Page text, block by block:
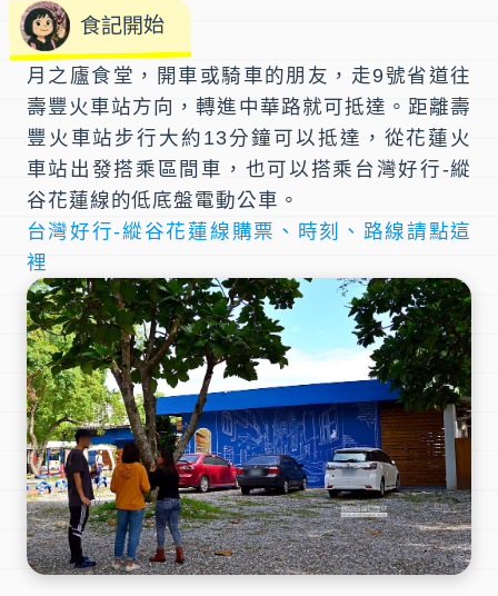
食記開始
月之廬食堂 ，開車或騎車的朋友，走9號省道往
壽豐火車站方向，轉進中華路就可抵達。距離壽
豐火車站 步行大約13分鐘可以抵達，從花蓮火
車站 出發搭乘區間車，也可以搭乘 台灣好行-縱
谷花蓮線的低底盤電動公車。
台灣好行-縱谷花蓮線購票、時刻、路線請點這
裡